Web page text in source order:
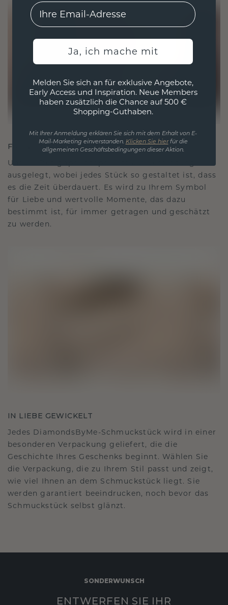
FÜR VERBINDUNGEN GESCHAFFEN
Unsere Designphilosophie ist auf Verbindung
ausgelegt, wobei jedes Stück so gestaltet ist, dass
es die Zeit überdauert. Es wird zu Ihrem Symbol
für Liebe und wertvolle Momente, das dazu
bestimmt ist, für immer getragen und geschätzt
zu werden.
IN LIEBE GEWICKELT
Jedes DiamondsByMe-Schmuckstück wird in einer
besonderen Verpackung geliefert, die die
Geschichte Ihres Geschenks beginnt. Wählen Sie
die Verpackung, die zu Ihrem Stil passt und zeigt,
wie viel Ihnen an dem Schmuckstück liegt. Sie
werden garantiert beeindrucken, noch bevor das
Schmuckstück selbst glänzt.
SONDERWUNSCH
ENTWERFEN SIE IHR
EMail
Ja, ich mache mit
Melden Sie sich an für exklusive Angebote,
Early Access und Inspiration. Neue Members
haben zusätzlich die Chance auf 500 €
Shopping-Guthaben.
Mit Ihrer Anmeldung erklären Sie sich mit dem Erhalt von E-
Mail-Marketing einverstanden. Klicken Sie hierfür die
allgemeinen Geschäftsbedingungen dieser Aktion.